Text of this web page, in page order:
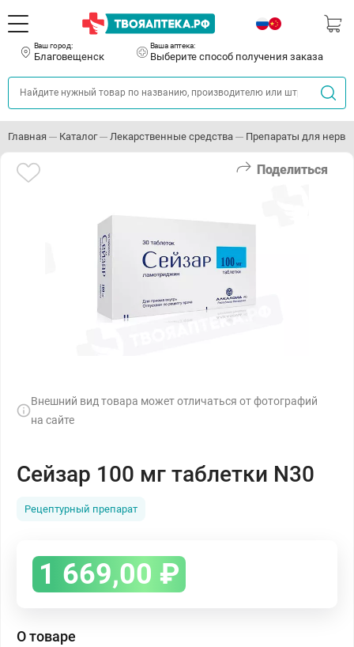
Ваш город:
Благовещенск
Ваша аптека:
Выберите способ получения заказа
Главная Каталог Лекарственные средства Препараты для
Поделиться
Внешний вид товара может отличаться от фотографий
на сайте
Сейзар 100 мг таблетки N30
Рецептурный препарат
1 669,00 ₽
О товаре